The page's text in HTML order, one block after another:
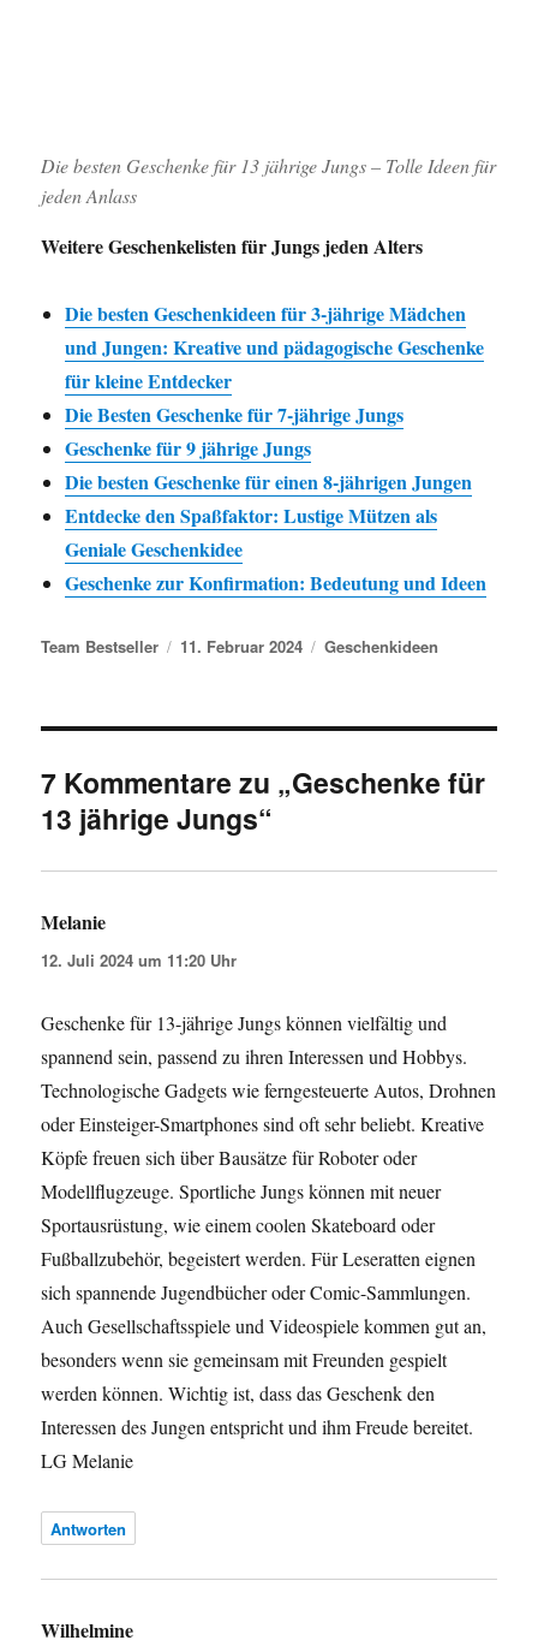
Die besten Geschenke für 13 jährige Jungs – Tolle Ideen für
jeden Anlass
Weitere Geschenkelisten für Jungs jeden Alters
Die besten Geschenkideen für 3-jährige Mädchen
und Jungen: Kreative und pädagogische Geschenke
für kleine Entdecker
Die Besten Geschenke für 7-jährige Jungs
Geschenke für 9 jährige Jungs
Die besten Geschenke für einen 8-jährigen Jungen
Entdecke den Spaßfaktor: Lustige Mützen als
Geniale Geschenkidee
Geschenke zur Konfirmation: Bedeutung und Ideen
Autor
Team Bestseller Veröffentlicht am
11. Februar 2024 Kategorien
Geschenkideen
7 Kommentare zu „Geschenke für
13 jährige Jungs“
Melanie
12. Juli 2024 um 11:20 Uhr
Geschenke für 13-jährige Jungs können vielfältig und
spannend sein, passend zu ihren Interessen und Hobbys.
Technologische Gadgets wie ferngesteuerte Autos, Drohnen
oder Einsteiger-Smartphones sind oft sehr beliebt. Kreative
Köpfe freuen sich über Bausätze für Roboter oder
Modellflugzeuge. Sportliche Jungs können mit neuer
Sportausrüstung, wie einem coolen Skateboard oder
Fußballzubehör, begeistert werden. Für Leseratten eignen
sich spannende Jugendbücher oder Comic-Sammlungen.
Auch Gesellschaftsspiele und Videospiele kommen gut an,
besonders wenn sie gemeinsam mit Freunden gespielt
werden können. Wichtig ist, dass das Geschenk den
Interessen des Jungen entspricht und ihm Freude bereitet.
LG Melanie
Antworten
Wilhelmine